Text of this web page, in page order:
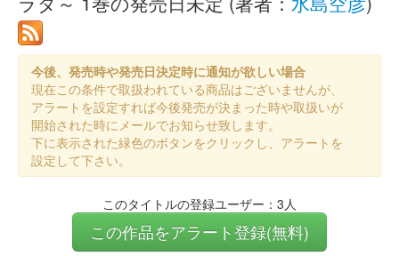
今後、発売時や発売日決定時に通知が欲しい場合
現在この条件で取扱われている商品はございませんが、
アラートを設定すれば今後発売が決まった時や取扱いが
開始された時にメールでお知らせ致します。
下に表示された緑色のボタンをクリックし、アラートを
設定して下さい。
このタイトルの登録ユーザー：3人
この作品をアラート登録(無料)